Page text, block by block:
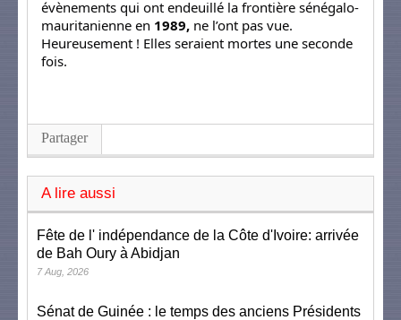
évènements qui ont endeuillé la frontière sénégalo-
mauritanienne en 1989, ne l’ont pas vue.
Heureusement ! Elles seraient mortes une seconde
fois.
Partager
A lire aussi
Fête de l' indépendance de la Côte d'Ivoire: arrivée
de Bah Oury à Abidjan
7 Aug, 2026
Sénat de Guinée : le temps des anciens Présidents